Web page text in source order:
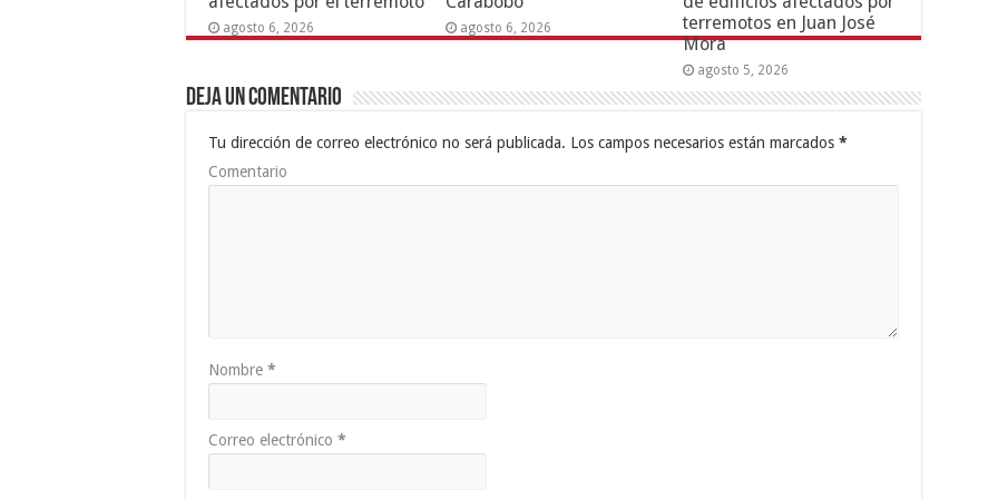
agosto 6, 2026 agosto 6, 2026
terremotos en Juan José
Mora
agosto 5, 2026
Deja un comentario
Tu dirección de correo electrónico no será publicada. Los campos necesarios están marcados *
Comentario
Nombre *
Correo electrónico *